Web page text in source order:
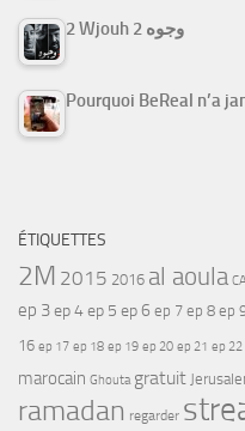
2 Wjouh 2 وجوه
Pourquoi BeReal n’a
ÉTIQUETTES
2M 2015 2016 al aoula
ep 3ep 4ep 5 ep 6 ep 7 ep 8 ep
16 ep 17 ep 18 ep 19 ep 20 ep 21 ep 22
marocain Ghouta gratuit
ramadan regarder